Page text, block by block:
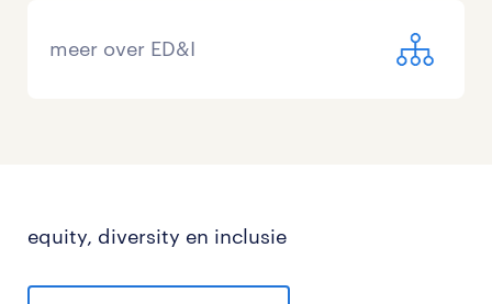
meer over ED&I
equity, diversity en inclusie